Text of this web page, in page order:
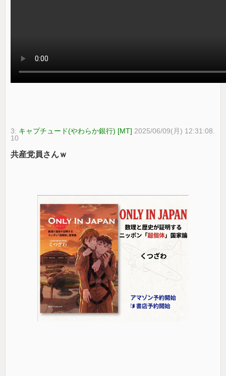
3: キャプチュード(やわらか銀行) [MT] 2025/06/09(月) 12:31:08.
10
共産党員さんｗ